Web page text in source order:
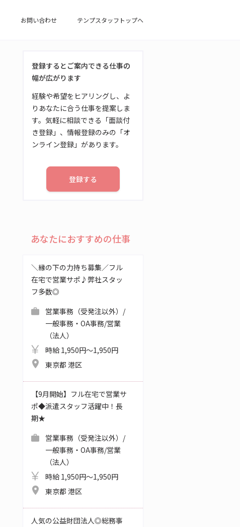
お問い合わせ テンプスタッフトップへ
登録するとご案内できる仕事の
幅が広がります
経験や希望をヒアリングし、よ
りあなたに合う仕事を提案しま
す。気軽に相談できる「面談付
き登録」、情報登録のみの「オ
ンライン登録」があります。
登録する
あなたにおすすめの仕事
＼縁の下の力持ち募集／フル
在宅で営業サポ♪弊社スタッ
フ多数◎
営業事務（受発注以外）/
一般事務・OA事務/営業
（法人）
時給 1,950円～1,950円
東京都 港区
【9月開始】フル在宅で営業サ
ポ◆派遣スタッフ活躍中！長
期★
営業事務（受発注以外）/
一般事務・OA事務/営業
（法人）
時給 1,950円～1,950円
東京都 港区
人気の公益財団法人◎総務事